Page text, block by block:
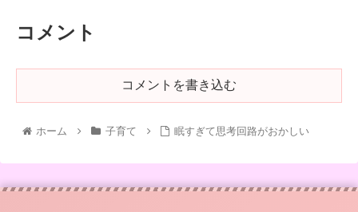
コメント
コメントを書き込む
ホーム 子育て 眠すぎて思考回路がおかしい